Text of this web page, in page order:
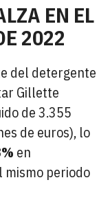
EN EL
2022
del detergente
Gillette
de 3.355
de euros), lo
en
mismo periodo